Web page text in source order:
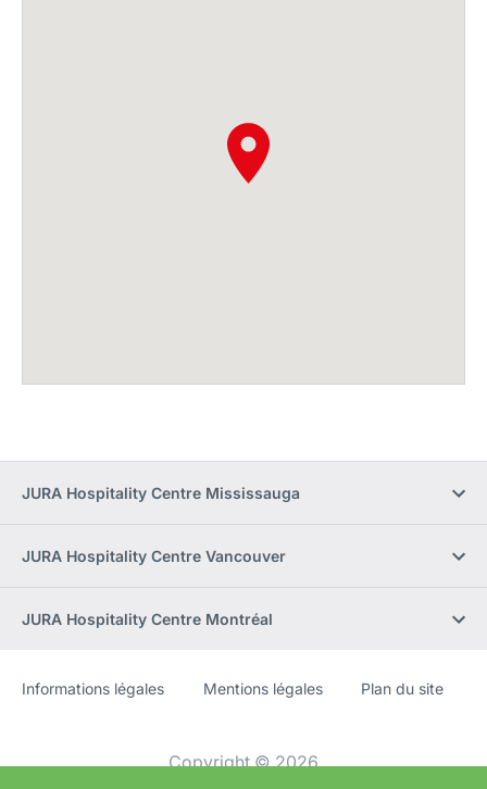
JURA Hospitality Centre Mississauga
JURA Hospitality Centre Vancouver
JURA Hospitality Centre Montréal
Site
[Website
Informations légales Mentions légales Plan du site
Copyright © 2026